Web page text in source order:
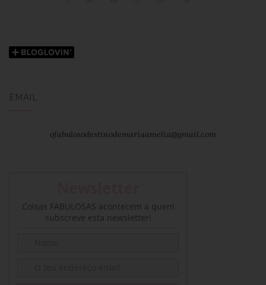
EMAIL
ofabulosodestinodemariaamelia@gmail.com
Coisas FABULOSAS acontecem a quem
subscreve esta newsletter!